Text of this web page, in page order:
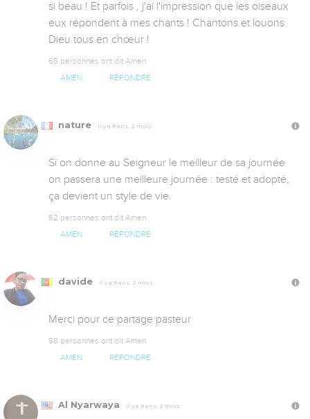
si beau ! Et parfois , j'ai l'impression que les oiseaux
eux répondent à mes chants ! Chantons et louons
Dieu tous en chœur !
65 personnes ont dit Amen
AMEN RÉPONDRE
nature Il y a 9 ans, 2 mois
Si on donne au Seigneur le meilleur de sa journée
on passera une meilleure journée : testé et adopté,
ça devient un style de vie.
62 personnes ont dit Amen
AMEN RÉPONDRE
davide Il y a 9 ans, 2 mois
Merci pour ce partage pasteur
58 personnes ont dit Amen
AMEN RÉPONDRE
Al Nyarwaya Il y a 9 ans, 2 mois